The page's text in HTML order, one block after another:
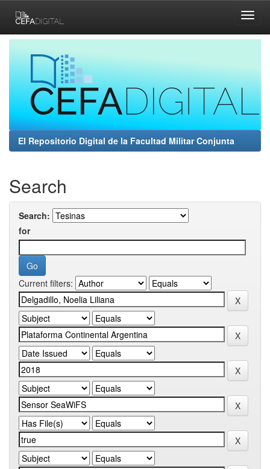
navigation
El Repositorio Digital de la Facultad Militar Conjunta
Search
Search:
for
Current filters: